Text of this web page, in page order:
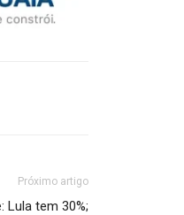
Próximo artigo
Lula tem 30%;